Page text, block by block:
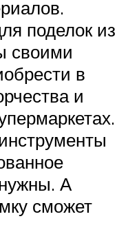
поделок из
своими
в
и
А
сможет